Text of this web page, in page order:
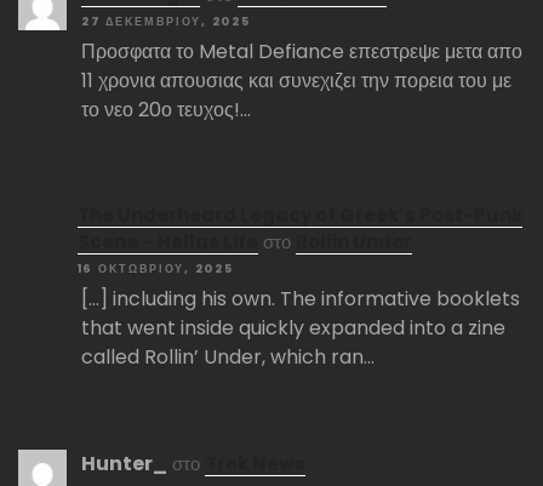
27 ΔΕΚΕΜΒΡΊΟΥ, 2025
Προσφατα το Metal Defiance επεστρεψε μετα απο
11 χρονια απουσιας και συνεχιζει την πορεια του με
το νεο 20ο τευχος!…
στο
16 ΟΚΤΩΒΡΊΟΥ, 2025
[…] including his own. The informative booklets
that went inside quickly expanded into a zine
called Rollin’ Under, which ran…
Hunter_ στο